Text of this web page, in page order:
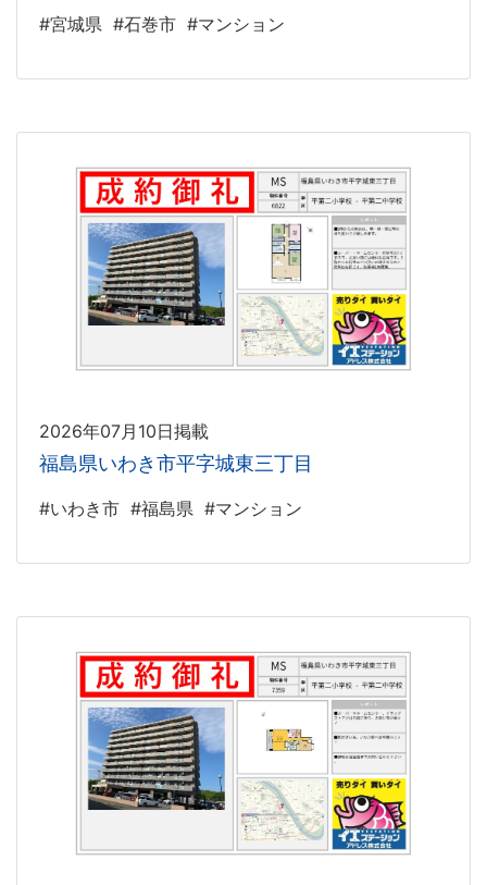
#宮城県 #石巻市 #マンション
2026年07月10日掲載
福島県いわき市平字城東三丁目
#いわき市 #福島県 #マンション